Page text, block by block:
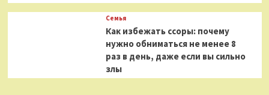
Семья
Как избежать ссоры: почему
нужно обниматься не менее 8
раз в день, даже если вы сильно
злы